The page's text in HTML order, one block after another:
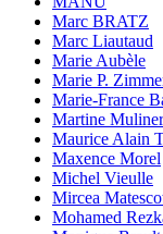
Marc BRATZ
Marc Liautaud
Marie Aubèle
Marie P.
Marie-France
Martine
Maurice Alain
Maxence Morel
Michel Vieulle
Mircea
Mohamed